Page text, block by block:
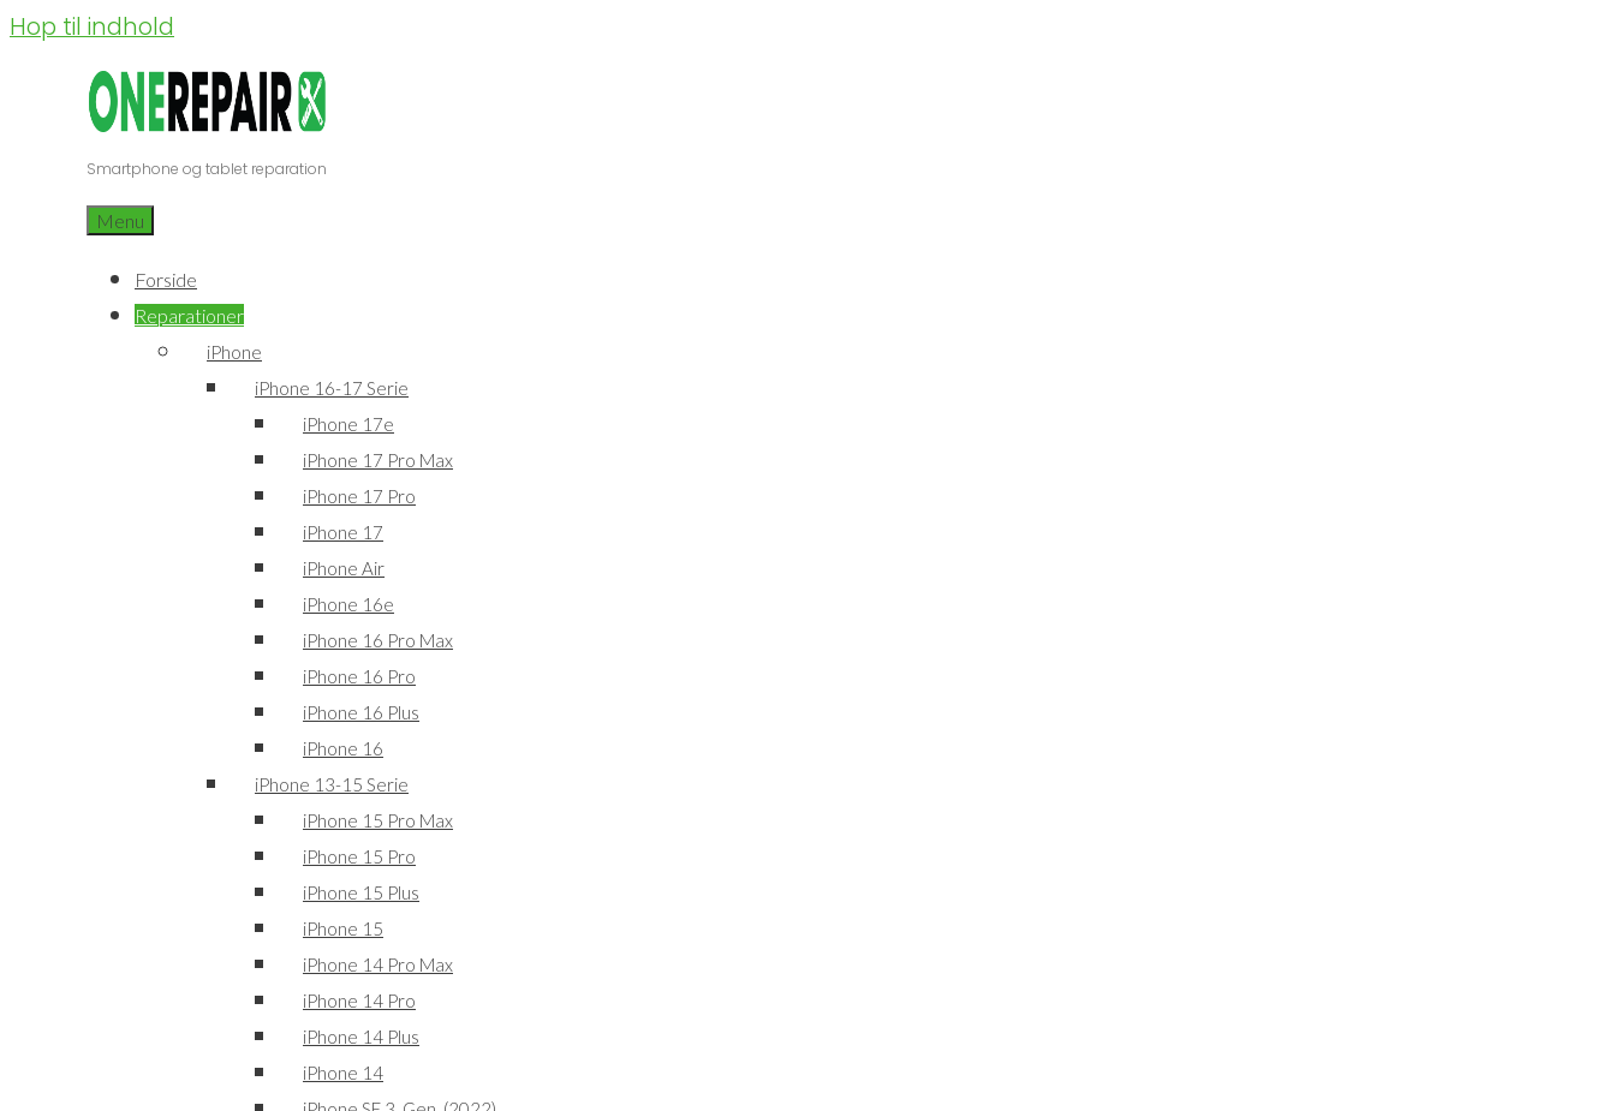
Hop til indhold
Smartphone og tablet reparation
Menu
Forside
Reparationer
iPhone
iPhone 16-17 Serie
iPhone 17e
iPhone 17 Pro Max
iPhone 17 Pro
iPhone 17
iPhone Air
iPhone 16e
iPhone 16 Pro Max
iPhone 16 Pro
iPhone 16 Plus
iPhone 16
iPhone 13-15 Serie
iPhone 15 Pro Max
iPhone 15 Pro
iPhone 15 Plus
iPhone 15
iPhone 14 Pro Max
iPhone 14 Pro
iPhone 14 Plus
iPhone 14